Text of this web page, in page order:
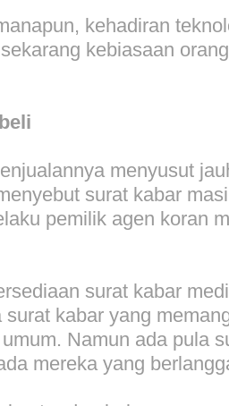
kehadiran
kebiasaan
menyusut
surat kabar
pemilik agen koran
surat kabar
surat kabar yang
Namun ada pula
mereka yang